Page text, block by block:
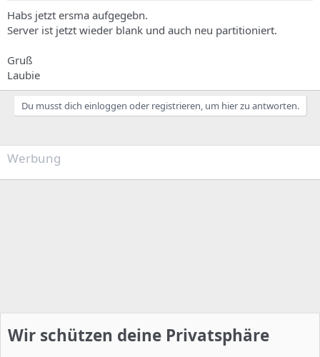
Habs jetzt ersma aufgegebn.
Server ist jetzt wieder blank und auch neu partitioniert.
Gruß
Laubie
Du musst dich einloggen oder registrieren, um hier zu antworten.
Werbung
Wir schützen deine Privatsphäre